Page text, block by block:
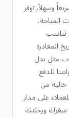
وسهلاً. توفر
المتاحة،
تناسب
المغادرة
مثل بدل
للدفع
خالية من
على مدار
سفرك ورحلتك